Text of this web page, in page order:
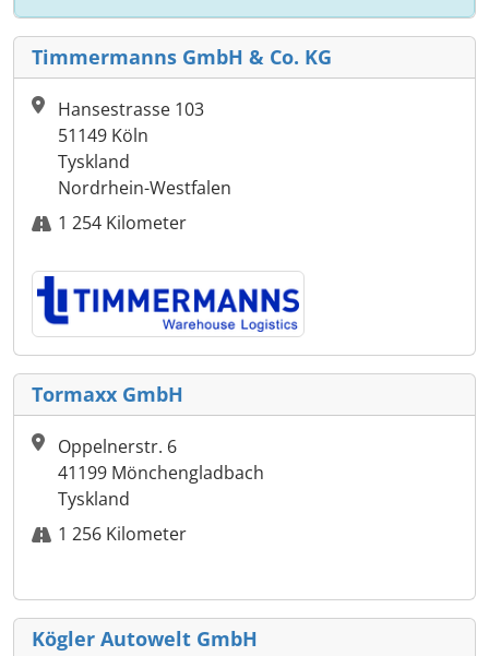
Timmermanns GmbH & Co. KG
Hansestrasse 103
51149 Köln
Tyskland
Nordrhein-Westfalen
1 254 Kilometer
Tormaxx GmbH
Oppelnerstr. 6
41199 Mönchengladbach
Tyskland
1 256 Kilometer
Kögler Autowelt GmbH